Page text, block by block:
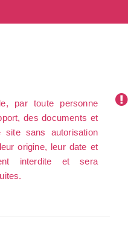
par toute personne
des documents et
sans autorisation
origine, leur date et
interdite et sera